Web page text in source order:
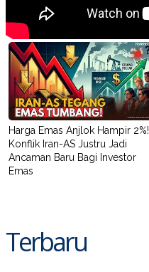
Harga Emas Anjlok Hampir 2%!
Konflik Iran-AS Justru Jadi
Ancaman Baru Bagi Investor
Emas
Terbaru